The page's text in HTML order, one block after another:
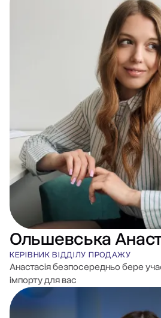
Ольшевська
КЕРІВНИК ВІДДІЛУ ПРОДАЖУ
Анастасія безпосередньо бере
імпорту для вас